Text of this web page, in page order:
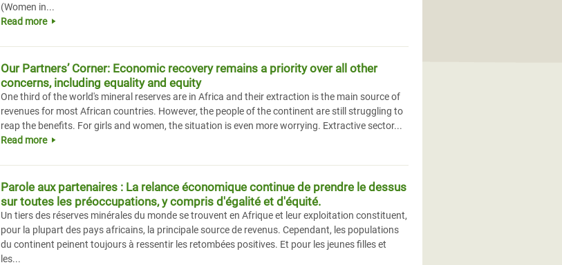
(Women in...
Read more
Our Partners’ Corner: Economic recovery remains a priority over all other
concerns, including equality and equity
One third of the world's mineral reserves are in Africa and their extraction is the main source of
revenues for most African countries. However, the people of the continent are still struggling to
reap the benefits. For girls and women, the situation is even more worrying. Extractive sector...
Read more
Parole aux partenaires : La relance économique continue de prendre le dessus
sur toutes les préoccupations, y compris d'égalité et d'équité.
Un tiers des réserves minérales du monde se trouvent en Afrique et leur exploitation constituent,
pour la plupart des pays africains, la principale source de revenus. Cependant, les populations
du continent peinent toujours à ressentir les retombées positives. Et pour les jeunes filles et
les...